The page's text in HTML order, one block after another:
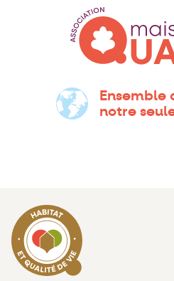
Ensemble
notre